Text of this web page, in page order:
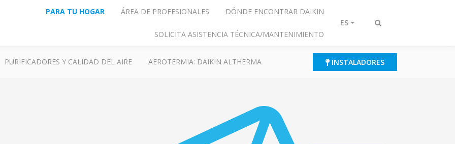
Alternar
PARA TU HOGAR ÁREA DE PROFESIONALES DÓNDE ENCONTRAR DAIKIN
SOLICITA ASISTENCIA TÉCNICA/MANTENIMIENTO
ES
PURIFICADORES Y CALIDAD DEL AIRE AEROTERMIA: DAIKIN ALTHERMA INSTALADORES